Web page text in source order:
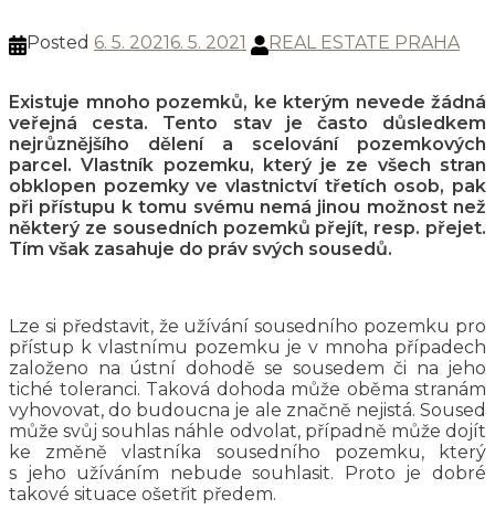
Posted 6. 5. 20216. 5. 2021 REAL ESTATE PRAHA
Existuje mnoho pozemků, ke kterým nevede žádná
veřejná cesta. Tento stav je často důsledkem
nejrůznějšího dělení a scelování pozemkových
parcel. Vlastník pozemku, který je ze všech stran
obklopen pozemky ve vlastnictví třetích osob, pak
při přístupu k tomu svému nemá jinou možnost než
některý ze sousedních pozemků přejít, resp. přejet.
Tím však zasahuje do práv svých sousedů.
Lze si představit, že užívání sousedního pozemku pro
přístup k vlastnímu pozemku je v mnoha případech
založeno na ústní dohodě se sousedem či na jeho
tiché toleranci. Taková dohoda může oběma stranám
vyhovovat, do budoucna je ale značně nejistá. Soused
může svůj souhlas náhle odvolat, případně může dojít
ke změně vlastníka sousedního pozemku, který
s jeho užíváním nebude souhlasit. Proto je dobré
takové situace ošetřit předem.